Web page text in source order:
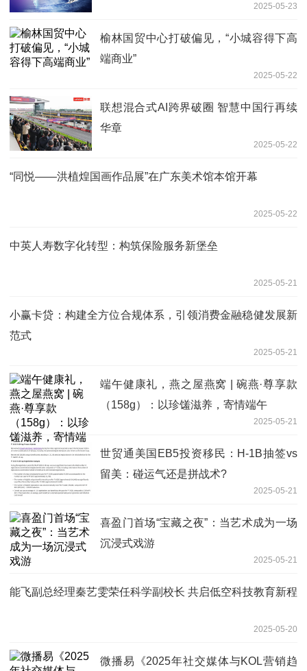
2025-05-23
榆林国贸中心打破偏见，“小城容得下高
端商业”
2025-05-22
联想混合式AI跨界破圈 智慧中国行再续
华章
2025-05-22
“同悦——洪植煌国画作品展”在广东美术馆本馆开幕
2025-05-22
中英人寿数字化转型：构筑保险服务新堡垒
2025-05-21
小赢卡贷：构建全方位合规体系，引领消费金融稳健发展新
范式
2025-05-21
端午健康礼，燕之屋燕窝 | 碗燕·尊享款
（158g）：以珍馐滋养，寄情端午
2025-05-21
世贸通美国EB5投资移民：H-1B抽签vs
留美：碰运气还是拼战术?
2025-05-21
喜盈门首场“宝藏之夜”：当艺术成为一场
沉浸式戏游
2025-05-21
能飞副总经理秦艺雯荣任科学副校长 共启低空科技教育新程
2025-05-20
微播易《2025年社交媒体与KOL营销趋